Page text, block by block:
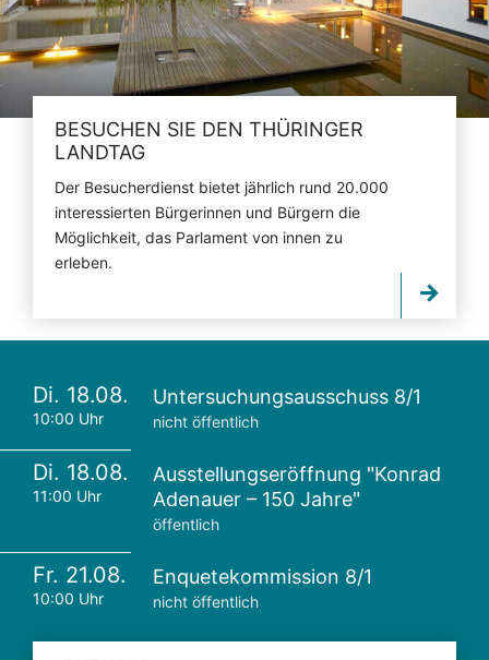
BESUCHEN SIE DEN THÜRINGER
LANDTAG
Der Besucherdienst bietet jährlich rund 20.000
interessierten Bürgerinnen und Bürgern die
Möglichkeit, das Parlament von innen zu
erleben.
Di. 18.08.
10:00 Uhr
Untersuchungsausschuss 8/1
nicht öffentlich
Di. 18.08.
11:00 Uhr
Ausstellungseröffnung "Konrad
Adenauer – 150 Jahre"
öffentlich
Fr. 21.08.
10:00 Uhr
Enquetekommission 8/1
nicht öffentlich